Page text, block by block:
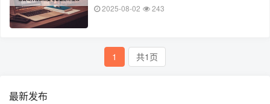
# 怎么用万用表测量电容器好坏视频
2025-08-02 243
1 共1页
最新发布